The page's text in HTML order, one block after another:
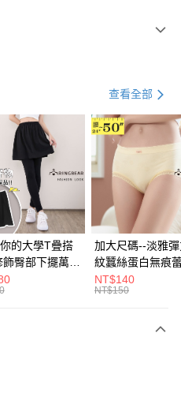
用戶可立即使用無須另外申請。
數、繳款截止日，確認付款後即完
查看全部
的大學T疊搭
臀部下擺萬用
遮臀裙(黑2L-
眼圈熊中大
加大尺碼--淡雅
紋蠶絲蛋白無痕
角內褲(白.粉.藍.
3L)-L28眼圈熊中
NT$140
NT$150